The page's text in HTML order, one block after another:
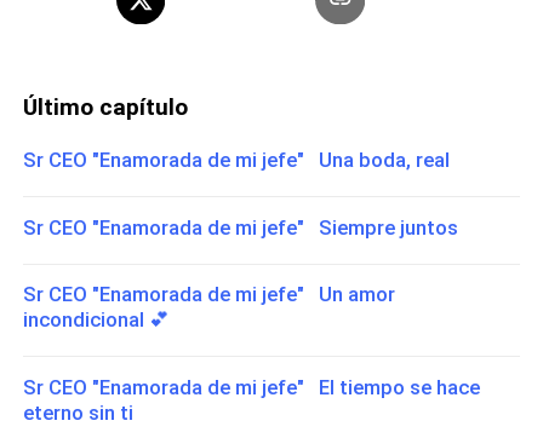
Último capítulo
Sr CEO "Enamorada de mi jefe" Una boda, real
Sr CEO "Enamorada de mi jefe" Siempre juntos
Sr CEO "Enamorada de mi jefe" Un amor
incondicional 💕
Sr CEO "Enamorada de mi jefe" El tiempo se hace
eterno sin ti